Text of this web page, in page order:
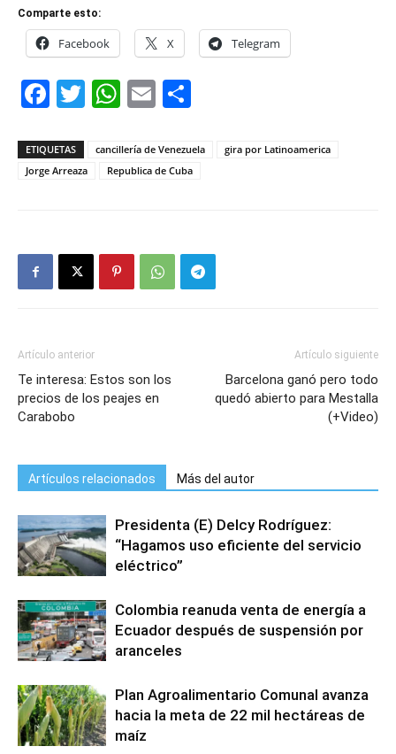
Comparte esto:
Facebook X Telegram
Facebook
Twitter
WhatsApp
Email
ETIQUETAS cancillería de Venezuela
gira por Latinoamerica
Jorge Arreaza
Republica de Cuba
Artículo anterior
Te interesa: Estos son los
precios de los peajes en
Carabobo
Artículo siguiente
Barcelona ganó pero todo
quedó abierto para Mestalla
(+Video)
Artículos relacionados Más del autor
Presidenta (E) Delcy Rodríguez:
“Hagamos uso eficiente del servicio
eléctrico”
Colombia reanuda venta de energía a
Ecuador después de suspensión por
aranceles
Plan Agroalimentario Comunal avanza
hacia la meta de 22 mil hectáreas de
maíz